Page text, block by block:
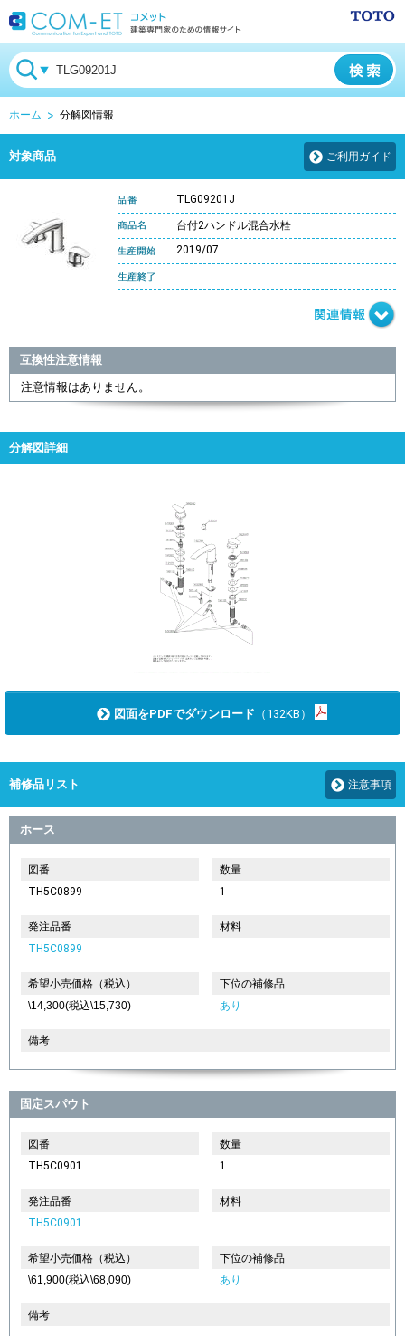
ホーム 分解図情報
対象商品 ご利用ガイド
TLG09201J
台付2ハンドル混合水栓
2019/07
互換性注意情報
注意情報はありません。
分解図詳細
図面をPDFでダウンロード （132KB）
補修品リスト 注意事項
ホース
図番
TH5C0899
数量
1
発注品番
TH5C0899
材料
希望小売価格（税込）
\14,300(税込\15,730)
下位の補修品
あり
備考
固定スパウト
図番
TH5C0901
数量
1
発注品番
TH5C0901
材料
希望小売価格（税込）
\61,900(税込\68,090)
下位の補修品
あり
備考